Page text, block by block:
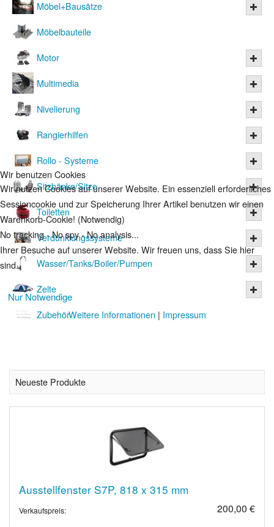
Möbel+Bausätze
Möbelbauteile
Motor
Multimedia
Nivelierung
Rangierhilfen
Rollo - Systeme
Sitzbänke/Sitze
Toiletten
Verdunklungssysteme
Wasser/Tanks/Boiler/Pumpen
Zelte
Zubehör
Neueste Produkte
Ausstellfenster S7P, 818 x 315 mm
Verkaufspreis: 200,00 €
Wir benutzen Cookies
Wir nutzen Cookies auf unserer Website. Ein essenziell erforderliches
Sessioncookie und zur Speicherung Ihrer Artikel benutzen wir einen
Warenkorb-Cookie! (Notwendig)
No tracking - No spy - No analysis...
Ihrer Besuche auf unserer Website. Wir freuen uns, dass Sie hier
sind.
Nur Notwendige
Weitere Informationen | Impressum